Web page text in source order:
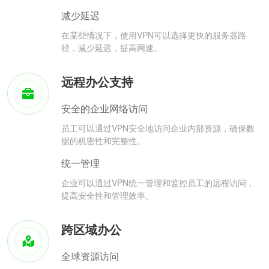
减少延迟
在某些情况下，使用VPN可以选择更快的服务器路
径，减少延迟，提高网速。
远程办公支持
安全的企业网络访问
员工可以通过VPN安全地访问企业内部资源，确保数
据的机密性和完整性。
统一管理
企业可以通过VPN统一管理和监控员工的远程访问，
提高安全性和管理效率。
跨区域办公
全球资源访问